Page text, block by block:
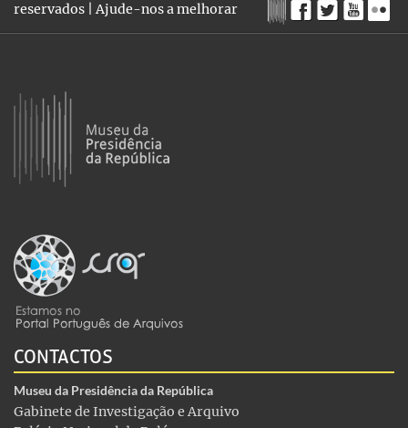
reservados |Ajude-nos a melhorar
CONTACTOS
Museu da Presidência da República
Gabinete de Investigação e Arquivo